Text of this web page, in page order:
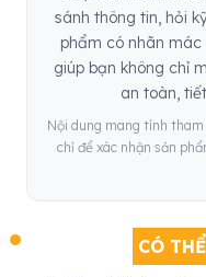
sánh thông tin, hỏi
phẩm có nhãn
giúp bạn không chỉ
an toàn,
Nội dung mang tính
chỉ để xác nhận sản
CÓ